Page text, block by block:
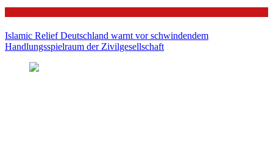
Islamic Relief Deutschland warnt vor schwindendem
Handlungsspielraum der Zivilgesellschaft